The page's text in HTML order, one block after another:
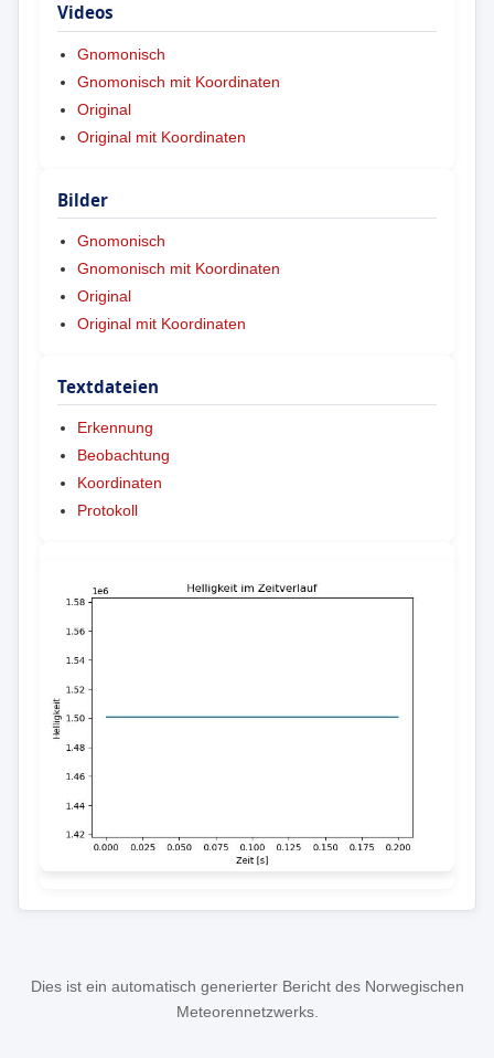
Videos
Gnomonisch
Gnomonisch mit Koordinaten
Original
Original mit Koordinaten
Bilder
Gnomonisch
Gnomonisch mit Koordinaten
Original
Original mit Koordinaten
Textdateien
Erkennung
Beobachtung
Koordinaten
Protokoll
Dies ist ein automatisch generierter Bericht des Norwegischen
Meteorennetzwerks.